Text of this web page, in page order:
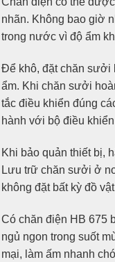
nhãn. Không bao giờ
trong nước vì độ ẩm
Để khô, đặt chăn sưởi
ẩm. Khi chăn sưởi
tắc điều khiển đúng
hành với bộ điều
Khi bảo quản thiết bị,
Lưu trữ chăn sưởi ở
không đặt bất kỳ đồ
Có chăn điện HB 675
ngủ ngon trong suốt
mại, làm ấm nhanh